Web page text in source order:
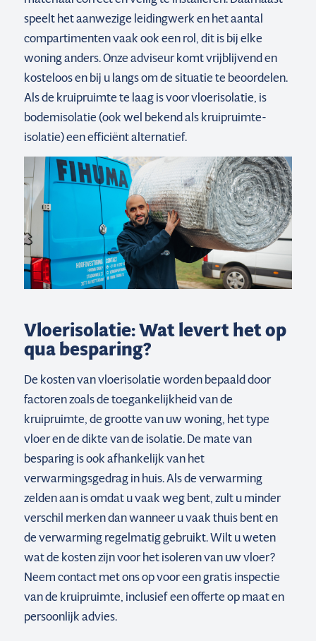
speelt het aanwezige leidingwerk en het aantal
compartimenten vaak ook een rol, dit is bij elke
woning anders. Onze adviseur komt vrijblijvend en
kosteloos en bij u langs om de situatie te beoordelen.
Als de kruipruimte te laag is voor vloerisolatie, is
bodemisolatie (ook wel bekend als kruipruimte-
isolatie) een efficiënt alternatief.
Vloerisolatie: Wat levert het op
qua besparing?
De kosten van vloerisolatie worden bepaald door
factoren zoals de toegankelijkheid van de
kruipruimte, de grootte van uw woning, het type
vloer en de dikte van de isolatie. De mate van
besparing is ook afhankelijk van het
verwarmingsgedrag in huis. Als de verwarming
zelden aan is omdat u vaak weg bent, zult u minder
verschil merken dan wanneer u vaak thuis bent en
de verwarming regelmatig gebruikt. Wilt u weten
wat de kosten zijn voor het isoleren van uw vloer?
Neem contact met ons op voor een gratis inspectie
van de kruipruimte, inclusief een offerte op maat en
persoonlijk advies.